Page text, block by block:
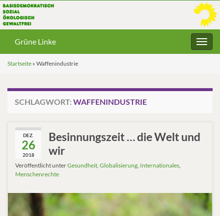
Grüne Linke
Startseite » Waffenindustrie
SCHLAGWORT: WAFFENINDUSTRIE
DEZ.
26
2018
Besinnungszeit … die Welt und
wir
Veröffentlicht unterGesundheit Globalisierung Internationales
Menschenrechte